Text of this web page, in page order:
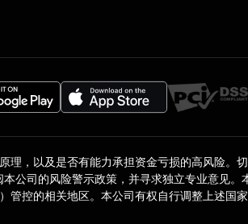
理，以及是否有能力承担资金亏损的高风险。
公司的风险警示政策，并寻求独立专业意见。
管控的相关地区。本公司有权自行调整上述国